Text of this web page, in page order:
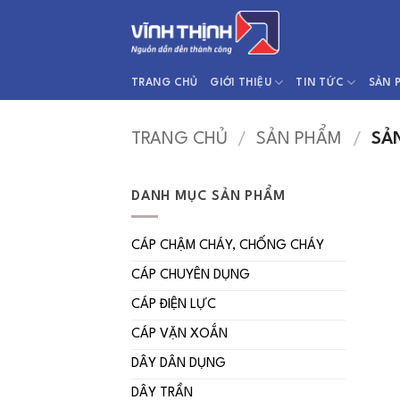
TRANG CHỦ GIỚI THIỆU TIN TỨC SẢN
TRANG CHỦ / SẢN PHẨM /
DANH MỤC SẢN PHẨM
CÁP CHẬM CHÁY, CHỐNG CHÁY
CÁP CHUYÊN DỤNG
CÁP ĐIỆN LỰC
CÁP VẶN XOẮN
DÂY DÂN DỤNG
DÂY TRẦN